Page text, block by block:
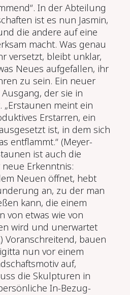
In der Abteilung
ist es nun Jasmin,
die andere auf eine
macht. Was genau
versetzt, bleibt unklar,
Neues aufgefallen, ihr
zu sein. Ein neuer
der sie in
„Erstaunen meint ein
Erstarren, ein
ist, in dem sich
entflammt.“ (Meyer-
ist auch die
Erkenntnis:
Neuen öffnet, hebt
an, zu der man
kann, die einem
von etwas wie von
wird und unerwartet
Voranschreitend, bauen
nun vor einem
auf,
die Skulpturen in
In-Bezug-